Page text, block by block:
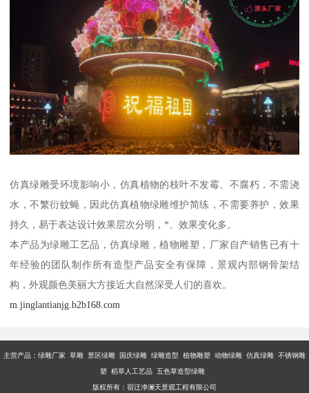
仿真绿雕受环境影响小，仿真植物的枝叶不发霉、不腐朽，不需浇
水，不繁衍蚊蝇，因此仿真植物绿雕维护简练，不需要养护，效果
持久，易于表达设计效果层次分明，*、效果变化多。
本产品为绿雕工艺品，仿真绿雕，植物雕塑，厂家自产销售已有十
年经验的团队制作所有造型产品安全有保障，景观内部钢骨架结
构，外观颜色美丽大方接近大自然深受人们的喜欢。
m.jinglantianjg.b2b168.com
主营产品： 绿雕厂家 草雕 景区绿雕 国庆绿雕 绿雕造型 植物雕塑 动物绿雕 仿真绿雕 不锈钢雕
塑 稻草人工艺品 五色草造型绿雕
版权所有：宿迁净澜天景观工程有限公司